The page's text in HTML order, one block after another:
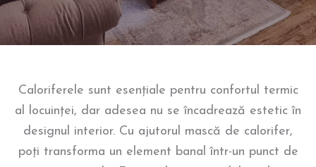
Caloriferele sunt esențiale pentru confortul termic
al locuinței, dar adesea nu se încadrează estetic în
designul interior. Cu ajutorul mască de calorifer,
poți transforma un element banal într-un punct de